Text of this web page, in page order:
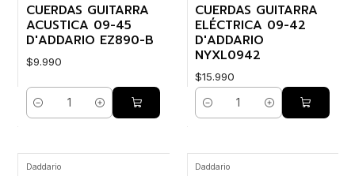
CUERDAS GUITARRA
ACUSTICA 09-45
D'ADDARIO EZ890-B
$9.990
Cantidad
CUERDAS GUITARRA
ELÉCTRICA 09-42
D'ADDARIO
NYXL0942
$15.990
Cantidad
Daddario Daddario